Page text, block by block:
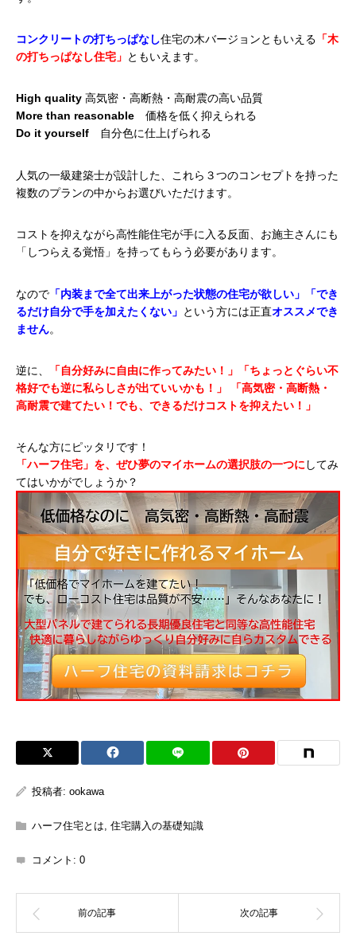
コンクリートの打ちっぱなし住宅の木バージョンともいえる 「木
の打ちっぱなし住宅」 ともいえます。
High quality 高気密・高断熱・高耐震の高い品質
More than reasonable 価格を低く抑えられる
Do it yourself 自分色に仕上げられる
人気の一級建築士が設計した、
これら３つのコンセプトを持った
複数のプランの中からお選びいただけます。
コストを抑えながら高性能住宅が手に入る反面、お施主さんにも
「しつらえる覚悟」を持ってもらう必要があります。
なので 「内装まで全て出来上がった状態の住宅が欲しい」「でき
るだけ自分で手を加えたくない」 という方には正直オススメでき
ません。
逆に、
「自分好みに自由に作ってみたい！」「ちょっとぐらい不
格好でも逆に私らしさが出ていいかも！」
「高気密・高断熱・
高耐震で建てたい！でも、できるだけコストを抑えたい！」
そんな方にピッタリです！
「ハーフ住宅」を、ぜひ夢のマイホームの選択肢の一つにしてみ
てはいかがでしょうか？
投稿者: ookawa
ハーフ住宅とは, 住宅購入の基礎知識
コメント: 0